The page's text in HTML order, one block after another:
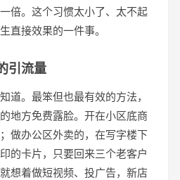
倍。这个习惯太小了、太不起
直接效果的一件事。
引流量
道。最笨但也最有效的方法，
地方免费露脸。开在小区底商
做办公区外卖的，在写字楼下
的卡片，只要回来三个老客户
想着做短视频、投广告，新店